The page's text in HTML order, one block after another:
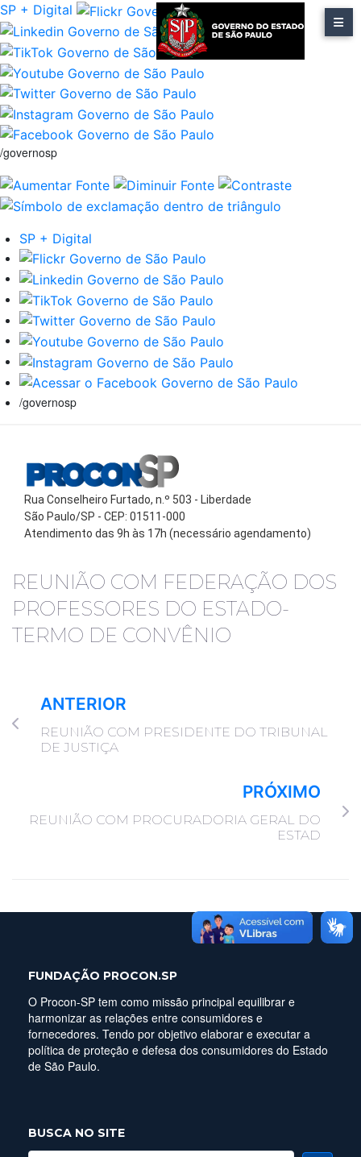
SP + Digital
/governosp
SP + Digital
/governosp
Rua Conselheiro Furtado, n.º 503 - Liberdade
São Paulo/SP - CEP: 01511-000
Atendimento das 9h às 17h (necessário agendamento)
REUNIÃO COM FEDERAÇÃO DOS
PROFESSORES DO ESTADO-
TERMO DE CONVÊNIO
ANTERIOR
REUNIÃO COM PRESIDENTE DO TRIBUNAL
DE JUSTIÇA
PRÓXIMO
REUNIÃO COM PROCURADORIA GERAL DO
ESTAD
FUNDAÇÃO PROCON.SP
O Procon-SP tem como missão principal equilibrar e
harmonizar as relações entre consumidores e
fornecedores. Tendo por objetivo elaborar e executar a
política de proteção e defesa dos consumidores do Estado
de São Paulo.
BUSCA NO SITE